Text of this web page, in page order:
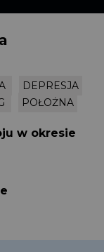
DEPRESJA
POŁOŻNA
w okresie